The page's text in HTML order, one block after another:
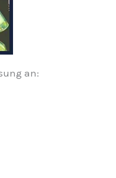
an: